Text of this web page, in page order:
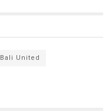
Bali United